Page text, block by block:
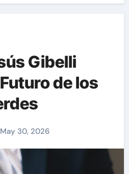
Gibelli
de los
May 30, 2026